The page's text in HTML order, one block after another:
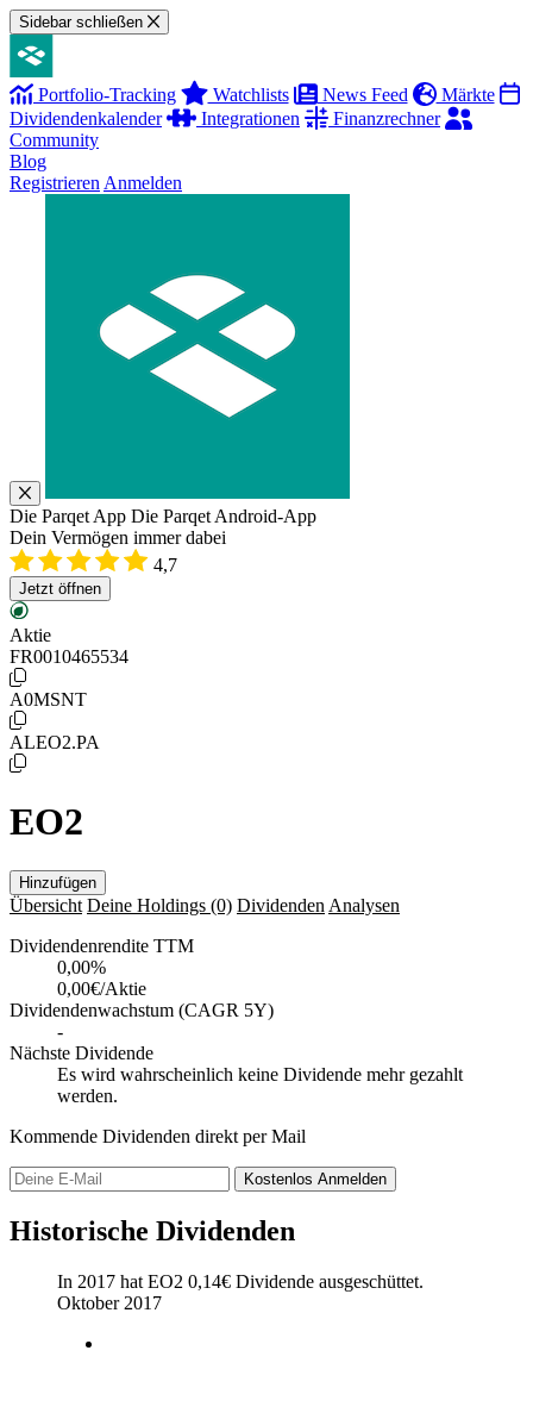
Sidebar schließen
Portfolio-Tracking Watchlists News Feed
Märkte
Dividendenkalender
Integrationen
Finanzrechner
Community
Blog
Registrieren Anmelden
Die Parqet App Die Parqet Android-App
Dein Vermögen immer dabei
4,7
Jetzt öffnen
Aktie
FR0010465534
A0MSNT
ALEO2.PA
EO2
Hinzufügen
Übersicht Deine Holdings (0) Dividenden Analysen
Dividendenrendite TTM
0,00%
0,00€/Aktie
Dividendenwachstum (CAGR 5Y)
-
Nächste Dividende
Es wird wahrscheinlich keine Dividende mehr gezahlt
werden.
Kommende Dividenden direkt per Mail
Kostenlos Anmelden
Historische Dividenden
In 2017 hat EO2 0,14€ Dividende ausgeschüttet.
Oktober 2017